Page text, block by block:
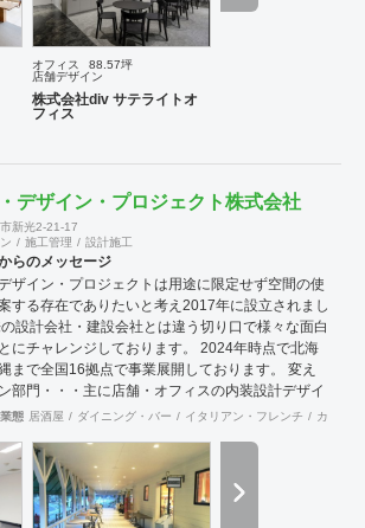
プロジェクト推進を行います。発注管理における
トのご負担を軽減するとともに、第三者的な立場
スを適切に管理することで、クライアントの利益
ト管理と、工事品質の向上を実現致します。 ま
ービス立上げやリブランディングに際しては、空
的な見地から事業企画やCI計画・デザインマニュ
商号： 株式会社ビスポー
テクツ / Bespoke architects Inc. 登録： 一
務所 東京都知事登録 第64040号
償責任補償制度（公益社団法人 日本
会） 代表取締役： 丸島 潤 （一級建築士 / 管
） 所在地： 〒152-0002 東京都目黒区目黒
14-B1F TEL： 03-6452-4248
03-6452-4249 創業： 2016年2月
：2020年9月） Webサイト: https://bspk.jp
オフィス
88.57坪
店舗デザイン
株式会社div サテライトオ
フィス
デザイン・プロジェクト株式会社
新光2-21-17
施工管理 設計施工
らのメッセージ
ザイン・プロジェクトは用途に限定せず空間の使
する存在でありたいと考え2017年に設立されまし
設計会社・建設会社とは違う切り口で様々な面白
にチャレンジしております。 2024年時点で北海
まで全国16拠点で事業展開しております。 変え
部門・・・主に店舗・オフィスの内装設計デザイ
をお客様と一緒に創り上げます。 Hybrid電気工事
する現場に柔軟に対応します。 自社請け可能職種
ンテリアデザイン事務所 その他設計 その他建設
応可能エリア 北海道・仙台・関東・名古屋・九
ンストラクションマネジメント業務は月単位で出
態 居酒屋 ダイニング・バー イタリアン・フレンチ カフェ